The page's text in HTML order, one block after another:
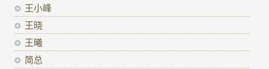
王小峰
王晓
王曦
简总